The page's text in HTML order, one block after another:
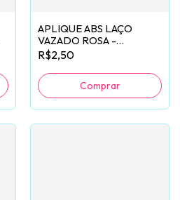
APLIQUE ABS LAÇO
VAZADO ROSA -
2 UNIDADES
R$2,50